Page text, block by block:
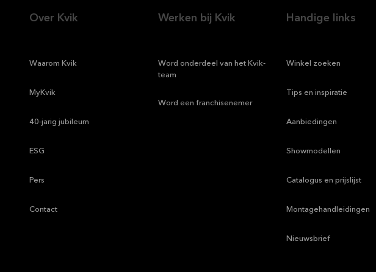
Over Kvik
Waarom Kvik
MyKvik
40-jarig jubileum
ESG
Pers
Contact
Werken bij Kvik
Word onderdeel van het Kvik-
team
Word een franchisenemer
Handige links
—Winkel zoeken
Tips en inspiratie
—Aanbiedingen
—Showmodellen
—Catalogus en prijslijst
Montagehandleidingen
Nieuwsbrief